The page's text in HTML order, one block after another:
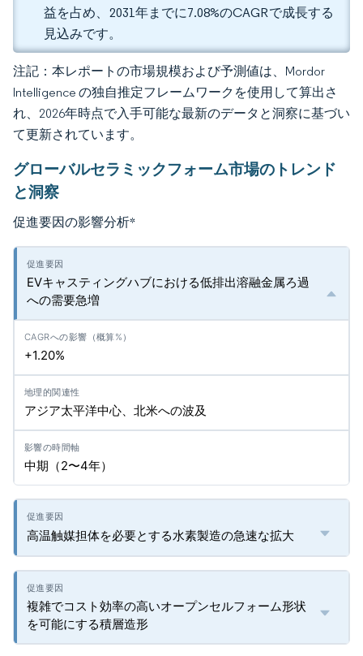
益を占め、2031年までに7.08%のCAGRで成長する
見込みです。
注記：本レポートの市場規模および予測値は、Mordor
Intelligence の独自推定フレームワークを使用して算出さ
れ、2026年時点で入手可能な最新のデータと洞察に基づい
て更新されています。
グローバルセラミックフォーム市場のトレンド
と洞察
促進要因の影響分析*
EVキャスティングハブにおける低排出溶融金属ろ過
への需要急増
+1.20%
アジア太平洋中心、北米への波及
中期（2〜4年）
高温触媒担体を必要とする水素製造の急速な拡大
複雑でコスト効率の高いオープンセルフォーム形状
を可能にする積層造形